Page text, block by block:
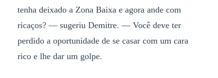
tenha deixado a Zona Baixa e agora ande com
ricaços? — sugeriu Demitre. — Você deve ter
perdido a oportunidade de se casar com um cara
rico e lhe dar um golpe.